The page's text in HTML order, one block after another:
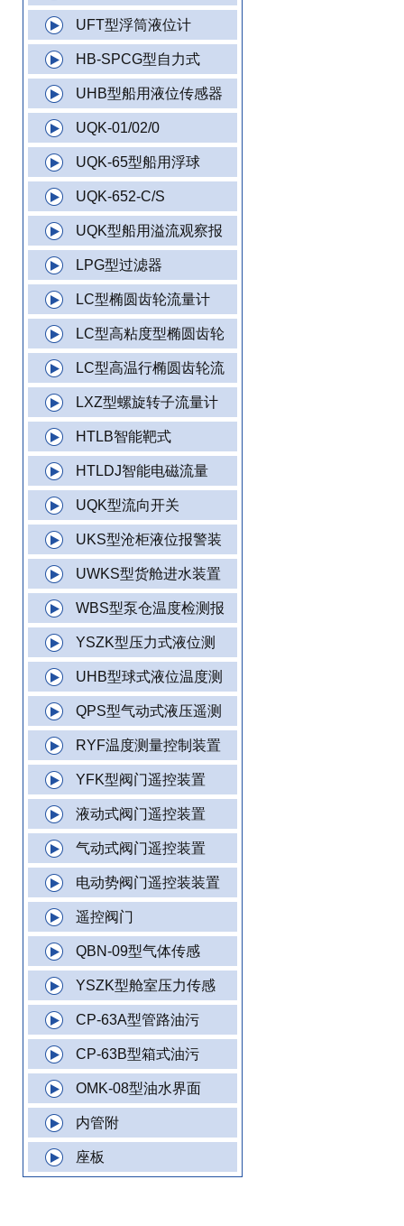
UFT型浮筒液位计
HB-SPCG型自力式
UHB型船用液位传感器
UQK-01/02/0
UQK-65型船用浮球
UQK-652-C/S
UQK型船用溢流观察报
LPG型过滤器
LC型椭圆齿轮流量计
LC型高粘度型椭圆齿轮
LC型高温行椭圆齿轮流
LXZ型螺旋转子流量计
HTLB智能靶式
HTLDJ智能电磁流量
UQK型流向开关
UKS型沧柜液位报警装
UWKS型货舱进水装置
WBS型泵仓温度检测报
YSZK型压力式液位测
UHB型球式液位温度测
QPS型气动式液压遥测
RYF温度测量控制装置
YFK型阀门遥控装置
液动式阀门遥控装置
气动式阀门遥控装置
电动势阀门遥控装装置
遥控阀门
QBN-09型气体传感
YSZK型舱室压力传感
CP-63A型管路油污
CP-63B型箱式油污
OMK-08型油水界面
内管附
座板